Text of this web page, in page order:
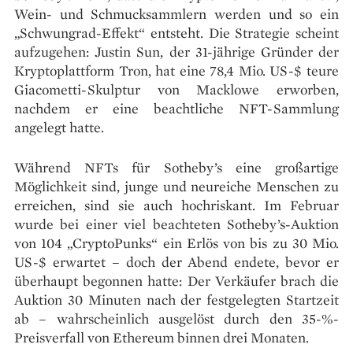
Wein- und Schmucksammlern werden und so ein
„Schwungrad-Effekt“ entsteht. Die Strategie scheint
aufzugehen: Justin Sun, der 31-jährige Gründer der
Kryptoplattform Tron, hat eine 78,4 Mio. US-$ teure
Giacometti-Skulptur von Macklowe erworben,
nachdem er eine beachtliche NFT-Sammlung
angelegt hatte.
Während NFTs für Sotheby’s eine großartige
Möglichkeit sind, junge und neureiche Menschen zu
erreichen, sind sie auch hochriskant. Im Februar
wurde bei einer viel beachteten Sotheby’s-Auktion
von 104 „CryptoPunks“ ein Erlös von bis zu 30 Mio.
US-$ erwartet – doch der Abend endete, bevor er
überhaupt begonnen hatte: Der Verkäufer brach die
Auktion 30 Minuten nach der festgelegten Startzeit
ab – wahrscheinlich ausgelöst durch den 35-%-
Preisverfall von Ethereum binnen drei Monaten.